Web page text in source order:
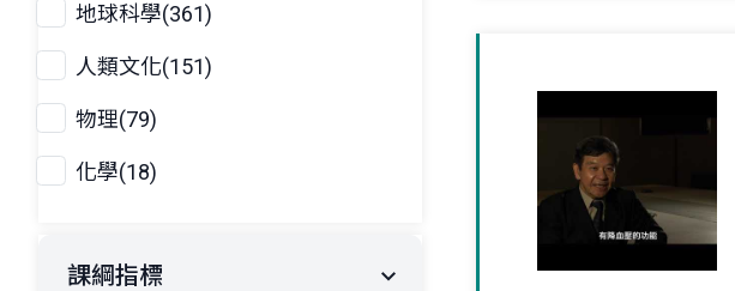
地球科學(361)
人類文化(151)
物理(79)
化學(18)
課綱指標